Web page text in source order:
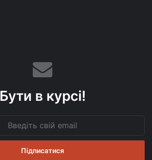
Бути в курсі!